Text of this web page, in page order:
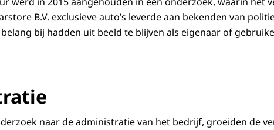
B.V. exclusieve auto’s leverde aan bekenden van
bij hadden uit beeld te blijven als eigenaar of
naar de administratie van het bedrijf, groeiden de